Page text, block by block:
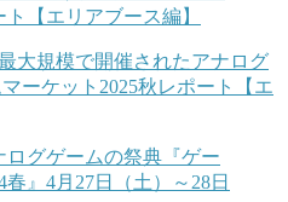
大規模で開催されたアナログ
ーケット2025秋レポート【エ